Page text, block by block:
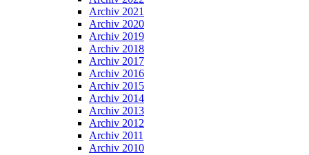
Archiv 2021
Archiv 2020
Archiv 2019
Archiv 2018
Archiv 2017
Archiv 2016
Archiv 2015
Archiv 2014
Archiv 2013
Archiv 2012
Archiv 2011
Archiv 2010